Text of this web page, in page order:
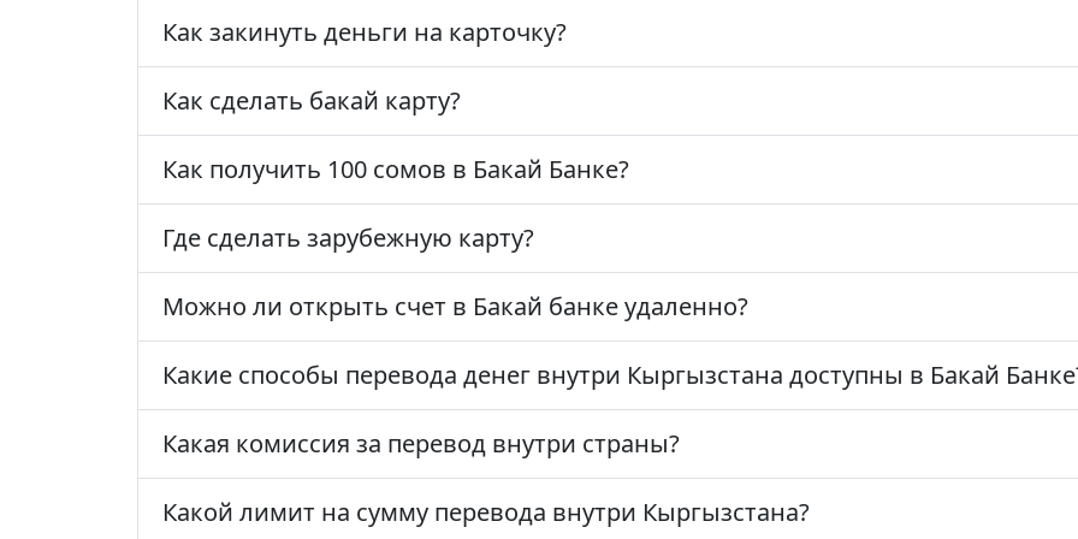
Как закинуть деньги на карточку?
Как сделать бакай карту?
Как получить 100 сомов в Бакай Банке?
Где сделать зарубежную карту?
Можно ли открыть счет в Бакай банке удаленно?
Какие способы перевода денег внутри Кыргызстана доступны в Бакай
Какая комиссия за перевод внутри страны?
Какой лимит на сумму перевода внутри Кыргызстана?